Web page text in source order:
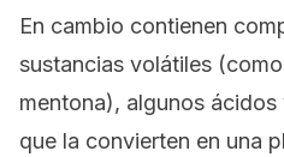
En cambio contienen
sustancias volátiles
mentona), algunos
que la convierten en una